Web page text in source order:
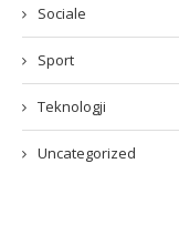
Sociale
Sport
Teknologji
Uncategorized